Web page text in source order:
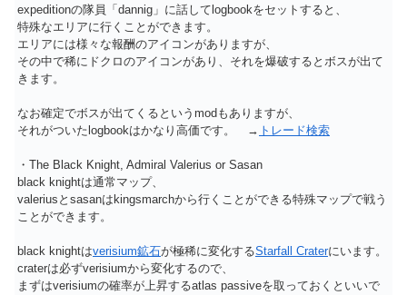
expeditionの隊員「dannig」に話してlogbookをセットすると、
特殊なエリアに行くことができます。
エリアには様々な報酬のアイコンがありますが、
その中で稀にドクロのアイコンがあり、それを爆破するとボスが出て
きます。
なお確定でボスが出てくるというmodもありますが、
それがついたlogbookはかなり高価です。 → トレード検索
・The Black Knight, Admiral Valerius or Sasan
black knightは通常マップ、
valeriusとsasanはkingsmarchから行くことができる特殊マップで戦う
ことができます。
black knightはverisium鉱石が極稀に変化するStarfall Craterにいます。
craterは必ずverisiumから変化するので、
まずはverisiumの確率が上昇するatlas passiveを取っておくといいで